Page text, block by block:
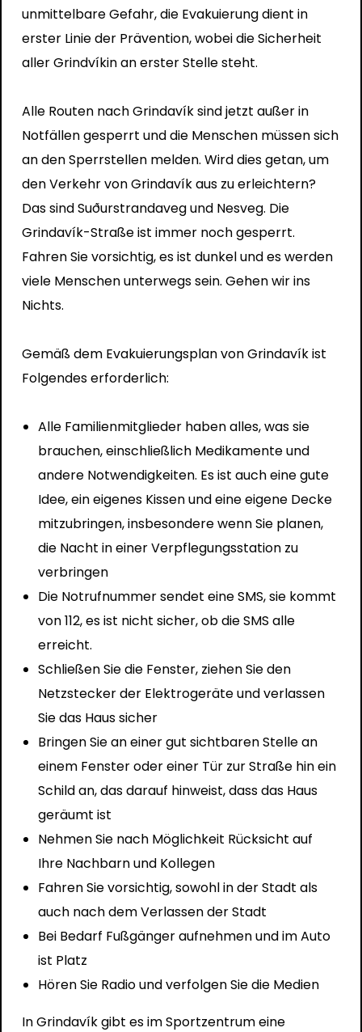
unmittelbare Gefahr, die Evakuierung dient in
erster Linie der Prävention, wobei die Sicherheit
aller Grindvíkin an erster Stelle steht.
Alle Routen nach Grindavík sind jetzt außer in
Notfällen gesperrt und die Menschen müssen sich
an den Sperrstellen melden. Wird dies getan, um
den Verkehr von Grindavík aus zu erleichtern?
Das sind Suðurstrandaveg und Nesveg. Die
Grindavík-Straße ist immer noch gesperrt.
Fahren Sie vorsichtig, es ist dunkel und es werden
viele Menschen unterwegs sein. Gehen wir ins
Nichts.
Gemäß dem Evakuierungsplan von Grindavík ist
Folgendes erforderlich:
Alle Familienmitglieder haben alles, was sie
brauchen, einschließlich Medikamente und
andere Notwendigkeiten. Es ist auch eine gute
Idee, ein eigenes Kissen und eine eigene Decke
mitzubringen, insbesondere wenn Sie planen,
die Nacht in einer Verpflegungsstation zu
verbringen
Die Notrufnummer sendet eine SMS, sie kommt
von 112, es ist nicht sicher, ob die SMS alle
erreicht.
Schließen Sie die Fenster, ziehen Sie den
Netzstecker der Elektrogeräte und verlassen
Sie das Haus sicher
Bringen Sie an einer gut sichtbaren Stelle an
einem Fenster oder einer Tür zur Straße hin ein
Schild an, das darauf hinweist, dass das Haus
geräumt ist
Nehmen Sie nach Möglichkeit Rücksicht auf
Ihre Nachbarn und Kollegen
Fahren Sie vorsichtig, sowohl in der Stadt als
auch nach dem Verlassen der Stadt
Bei Bedarf Fußgänger aufnehmen und im Auto
ist Platz
Hören Sie Radio und verfolgen Sie die Medien
In Grindavík gibt es im Sportzentrum eine